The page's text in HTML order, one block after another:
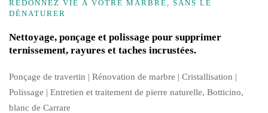
REDONNEZ VIE À VOTRE MARBRE, SANS LE
DÉNATURER
Nettoyage, ponçage et polissage pour supprimer
ternissement, rayures et taches incrustées.
Ponçage de travertin | Rénovation de marbre | Cristallisation |
Polissage | Entretien et traitement de pierre naturelle, Botticino,
blanc de Carrare